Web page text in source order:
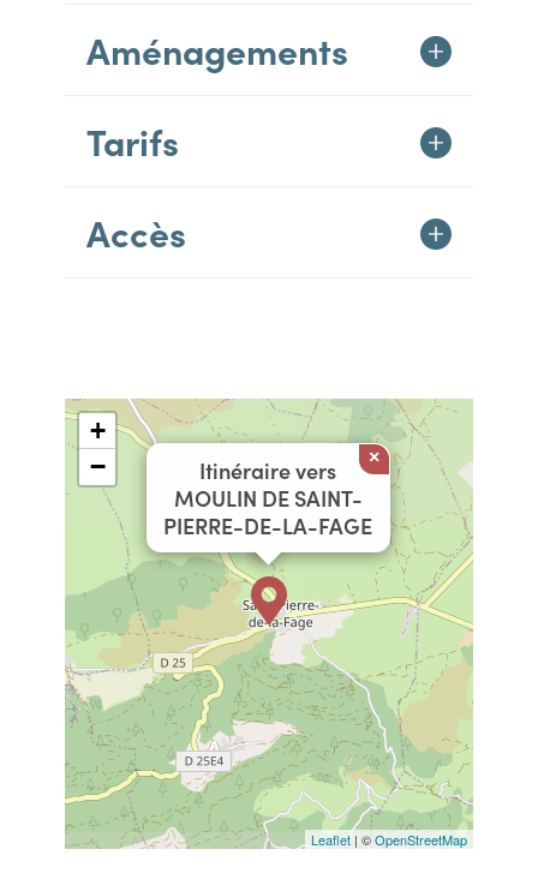
Aménagements
Tarifs
Accès
Itinéraire vers
MOULIN DE SAINT-
PIERRE-DE-LA-FAGE
×
+
−
Leaflet | ©OpenStreetMap